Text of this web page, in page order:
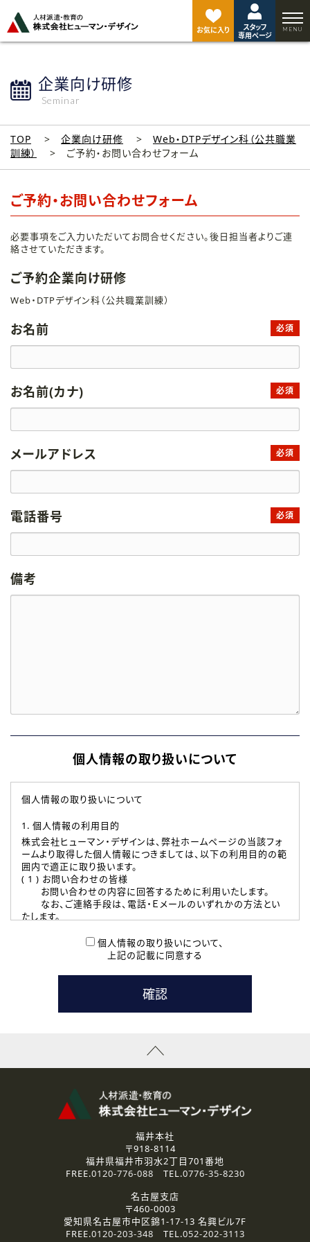
お気に入り
スタッフ
専用ページ
企業向け研修
Seminar
TOP 企業向け研修
Web・DTPデザイン科（公共職業
訓練）
ご予約・お問い合わせフォーム
ご予約・お問い合わせフォーム
必要事項をご入力いただいてお問合せください。後日担当者よりご連
絡させていただきます。
ご予約企業向け研修
Web・DTPデザイン科（公共職業訓練）
お名前 必須
お名前(カナ) 必須
メールアドレス 必須
電話番号 必須
備考
個人情報の取り扱いについて
個人情報の取り扱いについて
1. 個人情報の利用目的
株式会社ヒューマン・デザインは、弊社ホームページの当該フォ
ームより取得した個人情報につきましては、以下の利用目的の範
囲内で適正に取り扱います。
( 1 ) お問い合わせの皆様
お問い合わせの内容に回答するために利用いたします。
なお、ご連絡手段は、電話・Ｅメールのいずれかの方法とい
たします。
本登録に関するご連絡および本登録時の参考情報として利
たします。
( 3 ) スタッフ派遣を検討されている企業の皆様
お問い合わせの内容に回答するために利用いたします。
なお、ご連絡手段は、電話・Ｅメールのいずれかの方法とい
資料送付、受講相談に関するご連絡のために利用いたしま
その他、お問い合わせの内容に回答するために利用いたし
なお、ご連絡手段は、電話・Ｅメールのいずれかの方法とい
2.個人情報の第三者提供
ご提供いただいた個人情報は、法令等の規定に従う場合を除き、
3.個人情報の取り扱いの委託
弊社の定める個人情報保護の評価基準を満たした委託先に、個
人情報を委託する場合があります。
個人情報の取り扱いについて、
上記の記載に同意する
ジ
ト
福井本社
〒918-8114
福井県福井市羽水2丁目701番地
FREE.0120-776-088 TEL.0776-35-8230
名古屋支店
〒460-0003
愛知県名古屋市中区錦1-17-13 名興ビル7F
FREE.0120-203-348 TEL.052-202-3113